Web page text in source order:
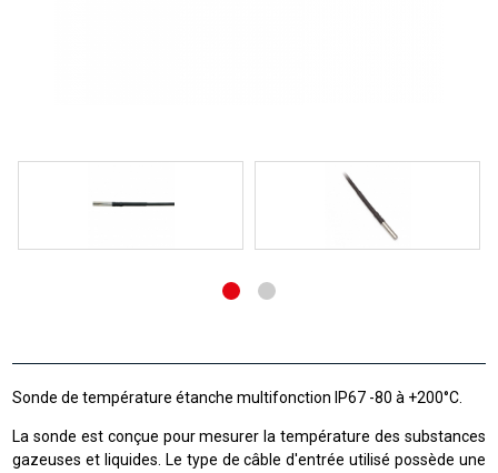
Sonde de température étanche multifonction IP67 -80 à +200°C.
La sonde est conçue pour mesurer la température des substances
gazeuses et liquides. Le type de câble d'entrée utilisé possède une